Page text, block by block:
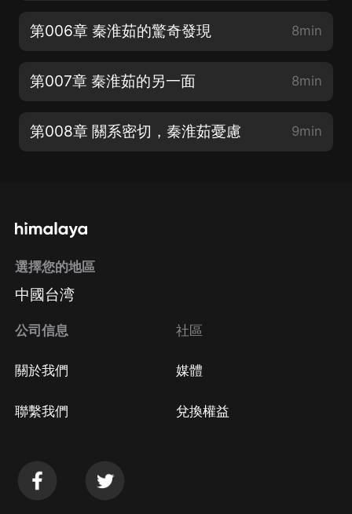
第006章 秦淮茹的驚奇發現 8min
第007章 秦淮茹的另一面 8min
第008章 關系密切，秦淮茹憂慮 9min
選擇您的地區
中國台湾
公司信息
關於我們
聯繫我們
社區
媒體
兌換權益